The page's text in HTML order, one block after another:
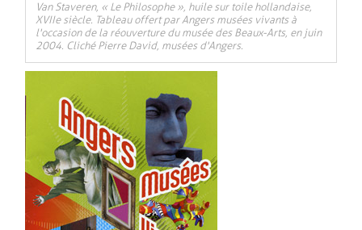
Van Staveren, « Le Philosophe », huile sur toile hollandaise,
XVIIe siècle. Tableau offert par Angers musées vivants à
l'occasion de la réouverture du musée des Beaux-Arts, en juin
2004. Cliché Pierre David, musées d'Angers.